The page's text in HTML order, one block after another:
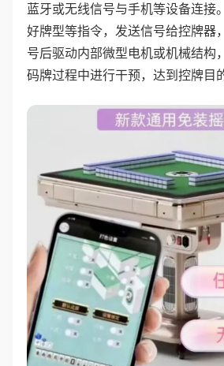
蓝牙或无线信号与手机等设备连接
好牌型等指令，发送信号给控牌器
号后驱动内部微型电机或机械结构
码牌过程中进行干预，达到控牌目的